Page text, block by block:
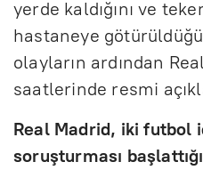
yerde kaldığını ve
hastaneye
olayların ardından
saatlerinde resmi
Real Madrid, iki futbol
soruşturması